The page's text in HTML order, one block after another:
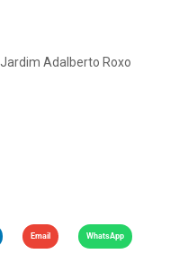
Adalberto Roxo
Email WhatsApp